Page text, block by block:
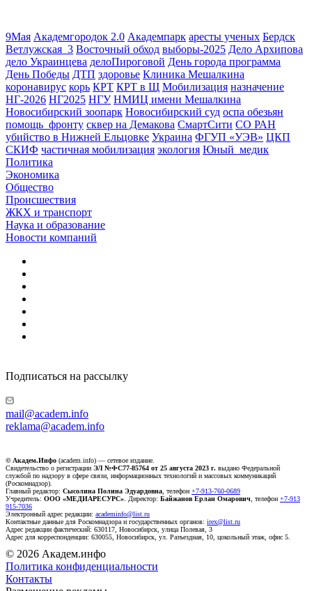
9Мая Академгородок 2.0 Академпарк аресты ученых Бердск
Ветлужская_3 Восточный обход выборы-2025 Дело Архипова
дело Украинцева делоПироговой День города программа
День Победы ДТП здоровье Клиника Мешалкина
коронавирус корь КРТ КРТ в Щ Мобилизация назначение
НГ-2026 НГ2025 НГУ НМИЦ имени Мешалкина
Новосибирский зоопарк Новосибирский суд оспа обезьян
помощь_фронту сквер на Демакова СмартСити СО РАН
убийство в Нижней Ельцовке Украина ФГУП «УЭВ» ЦКП
СКИФ частичная мобилизация экология Юный_медик
Политика
Экономика
Общество
Происшествия
ЖКХ и транспорт
Наука и образование
Новости компаний
Подписаться на рассылку
mail@academ.info
reklama@academ.info
© Академ.Инфо (academ.info) — сетевое издание.
Свидетельство о регистрации ЭЛ №ФС77-85764 от 25 августа 2023 г. выдано Федеральной
службой по надзору в сфере связи, информационных технологий и массовых коммуникаций
(Роскомнадзор).
Главный редактор: Сысолина Полина Эдуардовна , телефон +7-913-760-0689
Учредитель: ООО «МЕДИАРЕСУРС» . Директор: Байжанов Ерлан Омарович , телефон +7-913
915-7036
Электронный адрес редакции: academinfo@list.ru
Контактные данные для Роскомнадзора и государственных органов: irex@list.ru
Адрес редакции фактический: 630117, Новосибирск, улица Полевая, 3
Адрес для корреспонденции: 630055, Новосибирск, ул. Разъездная, 10, цокольный этаж, офис 5.
© 2026 Академ.инфо
Политика конфиденциальности
Контакты